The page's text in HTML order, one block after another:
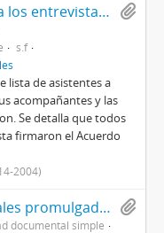
Acta de asistentes a los entrevistados previamente con el cardenal [Juan Francisco Fresno Larraín] y quienes asistieron a las reuniones realizadas en Calera de Tango y en el Circulo Español
s.f
lista de asistentes a
acompañantes y las
Se detalla que todos
firmaron el Acuerdo
2004)
Actas constitucionales promulgadas por el Gobierno de Chile
documental simple